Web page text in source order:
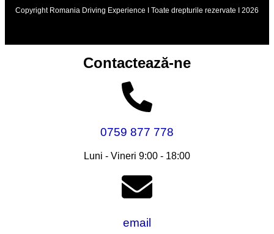
Copyright Romania Driving Experience I Toate drepturile rezervate I 2026
Contactează-ne
0759 877 778
Luni - Vineri 9:00 - 18:00
email